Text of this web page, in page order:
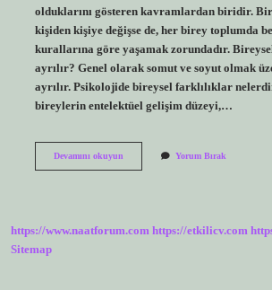
olduklarını gösteren kavramlardan biridir.
kişiden kişiye değişse de, her birey toplumda
kurallarına göre yaşamak zorundadır.
ayrılır? Genel olarak somut ve soyut olmak
ayrılır. Psikolojide bireysel farklılıklar
bireylerin entelektüel gelişim düzeyi,…
Devamını okuyunBireysel
Yorum Bırak
https://www.naatforum.com https://etkilicv.com
Sitemap